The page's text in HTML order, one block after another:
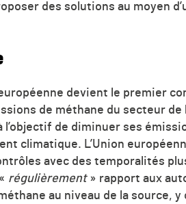
des solutions au moyen
devient le premier
de méthane du secteur de
de diminuer ses
climatique. L’Union
avec des temporalités
régulièrement» rapport aux
au niveau de la source,